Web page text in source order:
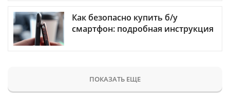
Как безопасно купить б/у
смартфон: подробная инструкция
ПОКАЗАТЬ ЕЩЕ